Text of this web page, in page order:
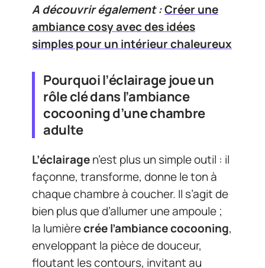
A découvrir également :Créer une
ambiance cosy avec des idées
simples pour un intérieur chaleureux
Pourquoi l’éclairage joue un
rôle clé dans l’ambiance
cocooning d’une chambre
adulte
L’éclairagen’est plus un simple outil : il
façonne, transforme, donne le ton à
chaque chambre à coucher. Il s’agit de
bien plus que d’allumer une ampoule ;
la lumièrecrée l’ambiance cocooning,
enveloppant la pièce de douceur,
floutant les contours, invitant au